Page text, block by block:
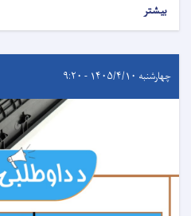
بیشتر
چهارشنبه ۱۴۰۵/۴/۱۰ - ۹:۲۰